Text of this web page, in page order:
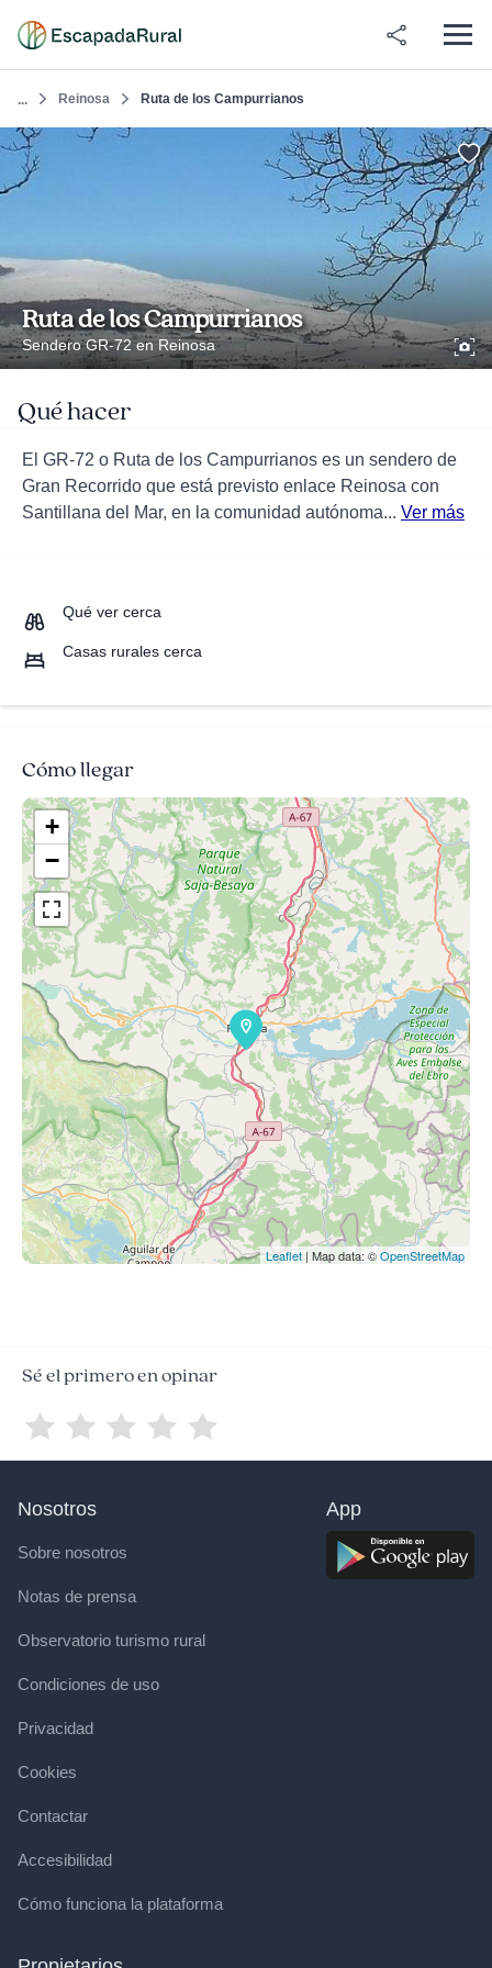
... Reinosa Ruta de los Campurrianos
Ruta de los Campurrianos
Sendero GR-72 en Reinosa
Qué hacer
El GR-72 o Ruta de los Campurrianos es un sendero de
Gran Recorrido que está previsto enlace Reinosa con
Santillana del Mar, en la comunidad autónoma... Ver más
Qué ver cerca
Casas rurales cerca
Cómo llegar
+
−
Leaflet | Map data: ©OpenStreetMap
Sé el primero en opinar
Nosotros
Sobre nosotros
Notas de prensa
Observatorio turismo rural
Condiciones de uso
Privacidad
Cookies
Contactar
Accesibilidad
Cómo funciona la plataforma
App